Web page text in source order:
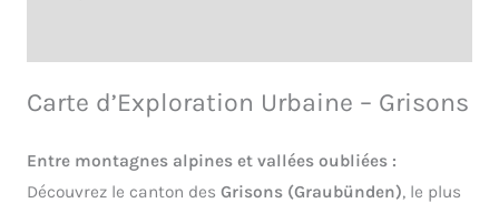
Carte d’Exploration Urbaine – Grisons
Entre montagnes alpines et vallées oubliées :
Découvrez le canton des Grisons (Graubünden), le plus